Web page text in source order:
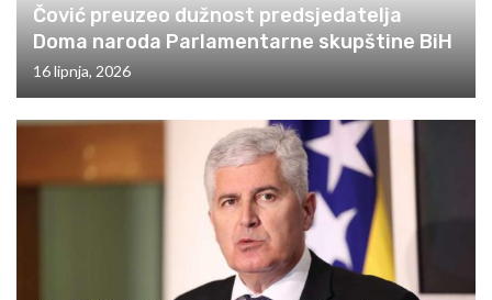
Čović preuzeo dužnost predsjedatelja
Doma naroda Parlamentarne skupštine BiH
16 lipnja, 2026